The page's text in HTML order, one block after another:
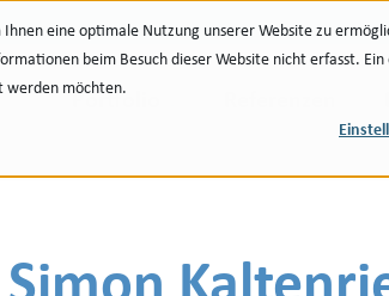
eine optimale Nutzung unserer Website zu
beim Besuch dieser Website nicht erfasst.
werden möchten.
Portfolio